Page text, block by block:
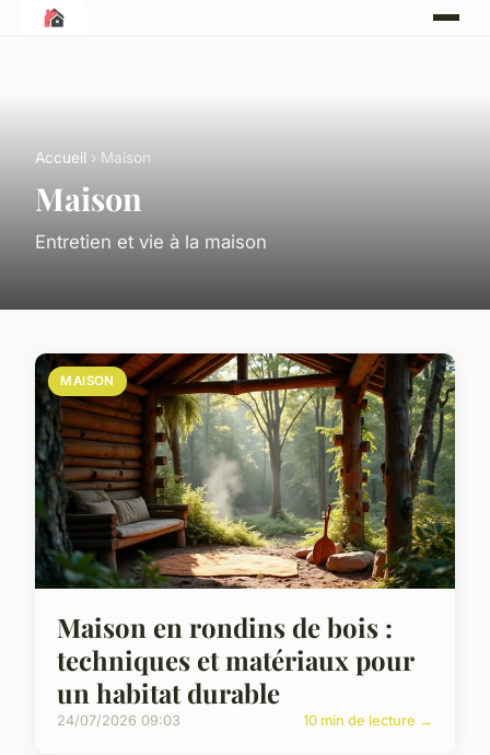
Accueil › Maison
Maison
Entretien et vie à la maison
MAISON
Maison en rondins de bois :
techniques et matériaux pour
un habitat durable
24/07/2026 09:03 10 min de lecture →